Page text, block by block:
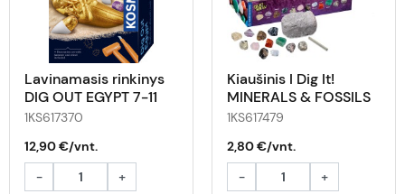
Lavinamasis rinkinys
DIG OUT EGYPT 7-11
1KS617370
12,90 €/vnt.
-
+
Kiaušinis I Dig It!
MINERALS & FOSSILS
5+
1KS617479
2,80 €/vnt.
-
+